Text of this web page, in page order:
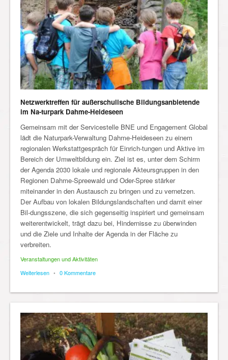
Netzwerktreffen für außerschulische Bildungsanbietende
im Na-turpark Dahme-Heideseen
Gemeinsam mit der Servicestelle BNE und Engagement Global
lädt die Naturpark-Verwaltung Dahme-Heideseen zu einem
regionalen Werkstattgespräch für Einrich-tungen und Aktive im
Bereich der Umweltbildung ein. Ziel ist es, unter dem Schirm
der Agenda 2030 lokale und regionale Akteursgruppen in den
Regionen Dahme-Spreewald und Oder-Spree stärker
miteinander in den Austausch zu bringen und zu vernetzen.
Der Aufbau von lokalen Bildungslandschaften und damit einer
Bil-dungsszene, die sich gegenseitig inspiriert und gemeinsam
weiterentwickelt, trägt dazu bei, Hindernisse zu überwinden
und die Ziele und Inhalte der Agenda in der Fläche zu
verbreiten.
Veranstaltungen und Aktivitäten
Weiterlesen • 0 Kommentare